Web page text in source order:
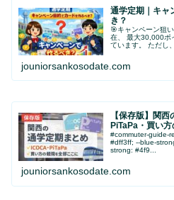
通学定期｜キャ
き？
🎯キャンペーン狙
在、 最大30,000ポ
ています。 ただし
jouniorsankosodate.com
【保存版】関
PiTaPa・買い
#commuter-guide-
#dff3ff; --blue-
strong: #4f9...
jouniorsankosodate.com